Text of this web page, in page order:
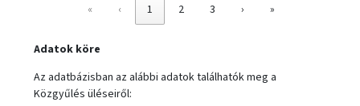
«
‹ 1 2 3 › »
Adatok köre
Az adatbázisban az alábbi adatok találhatók meg a
Közgyűlés üléseiről: